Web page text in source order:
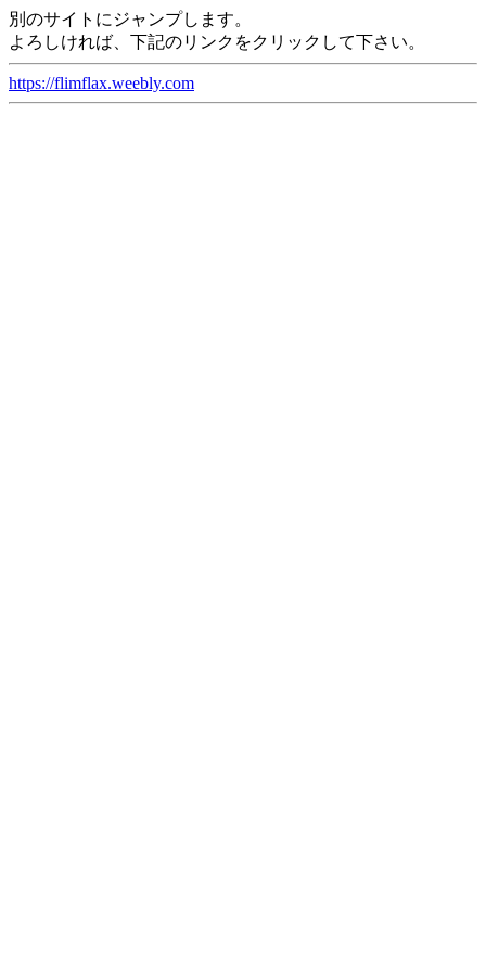
別のサイトにジャンプします。
よろしければ、下記のリンクをクリックして下さい。
https://flimflax.weebly.com